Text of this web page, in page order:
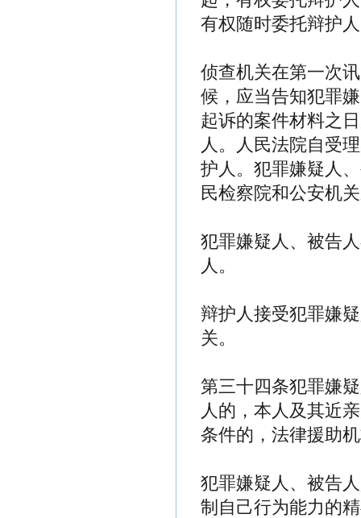
有权随时委托辩护
侦查机关在第一次
候，应当告知犯罪
起诉的案件材料之
人。人民法院自受
护人。犯罪嫌疑人
民检察院和公安机
犯罪嫌疑人、被告
人。
辩护人接受犯罪嫌
关。
第三十四条犯罪嫌
人的，本人及其近
条件的，法律援助
犯罪嫌疑人、被告
制自己行为能力的